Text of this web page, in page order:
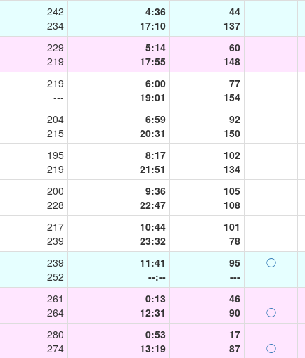
242
234
4:36
17:10
44
137
229
219
5:14
17:55
60
148
219
---
6:00
19:01
77
154
204
215
6:59
20:31
92
150
195
219
8:17
21:51
102
134
200
228
9:36
22:47
105
108
217
239
10:44
23:32
101
78
239
252
11:41
--:--
95
---
◯
261
264
0:13
12:31
46
90
◯
280
274
0:53
13:19
17
87
◯